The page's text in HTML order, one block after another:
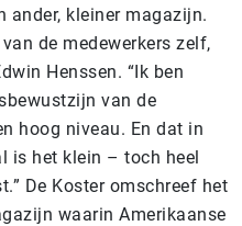
ander, kleiner magazijn.
de medewerkers zelf,
Henssen. “Ik ben
van de
hoog niveau. En dat in
is het klein – toch heel
De Koster omschreef het
waarin Amerikaanse